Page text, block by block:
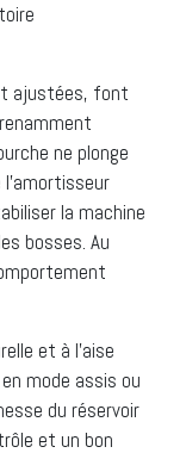
ajustées, font
ne plonge
la machine
bosses. Au
et à l’aise
mode assis ou
du réservoir
et un bon